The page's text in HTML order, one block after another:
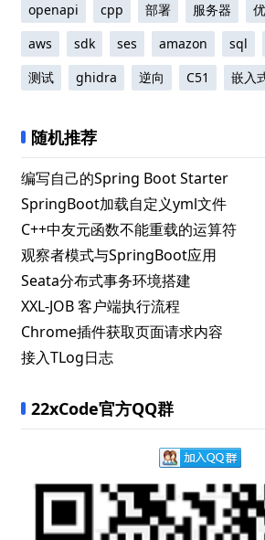
openapi
cpp 部署 服务器
aws
sdk ses amazon sql
测试
ghidra 逆向 C51 嵌入
随机推荐
编写自己的Spring Boot Starter
SpringBoot加载自定义yml文件
C++中友元函数不能重载的运算符
观察者模式与SpringBoot应用
Seata分布式事务环境搭建
XXL-JOB 客户端执行流程
Chrome插件获取页面请求内容
接入TLog日志
22xCode官方QQ群